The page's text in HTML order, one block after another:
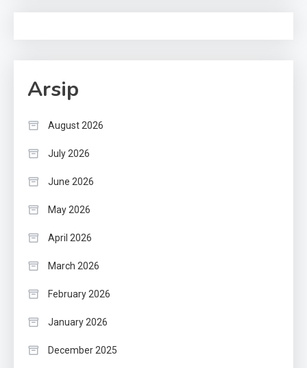
Arsip
August 2026
July 2026
June 2026
May 2026
April 2026
March 2026
February 2026
January 2026
December 2025